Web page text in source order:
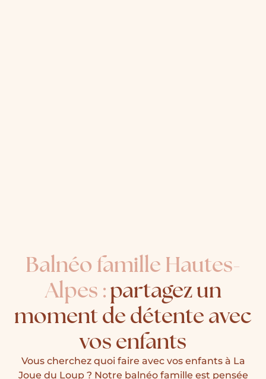
Balnéo famille Hautes-
Alpes :partagez un
moment de détente avec
vos enfants
Vous cherchez quoi faire avec vos enfants à La
Joue du Loup ? Notre balnéo famille est pensée